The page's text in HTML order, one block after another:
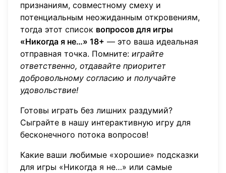
признаниям, совместному смеху и
потенциальным неожиданным откровениям,
тогда этот список вопросов для игры
«Никогда я не…» 18+ — это ваша идеальная
отправная точка. Помните: играйте
ответственно, отдавайте приоритет
добровольному согласию и получайте
удовольствие!
Готовы играть без лишних раздумий?
Сыграйте в нашу интерактивную игру для
бесконечного потока вопросов!
Какие ваши любимые «хорошие» подсказки
для игры «Никогда я не…» или самые